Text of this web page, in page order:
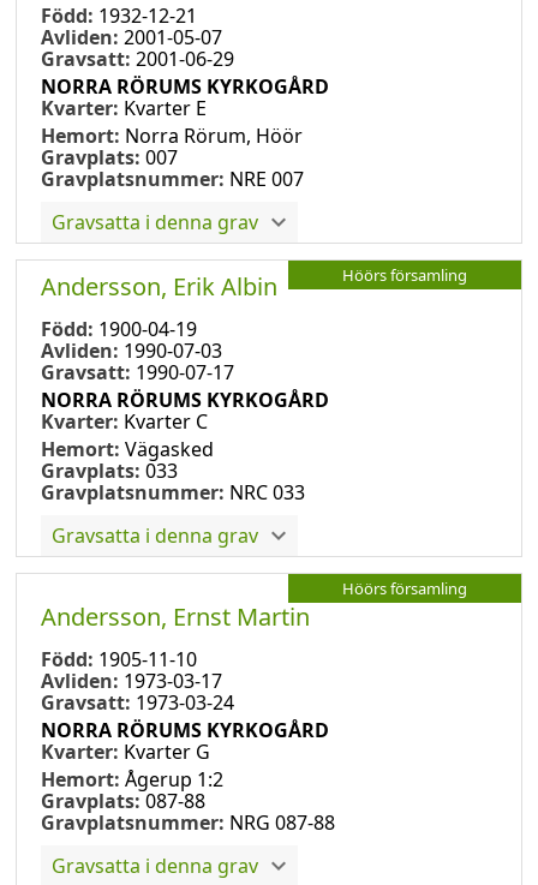
Född: 1932-12-21
Avliden: 2001-05-07
Gravsatt: 2001-06-29
NORRA RÖRUMS KYRKOGÅRD
Kvarter: Kvarter E
Hemort: Norra Rörum, Höör
Gravplats: 007
Gravplatsnummer: NRE 007
Gravsatta i denna grav
Höörs församling
Andersson, Erik Albin
Född: 1900-04-19
Avliden: 1990-07-03
Gravsatt: 1990-07-17
NORRA RÖRUMS KYRKOGÅRD
Kvarter: Kvarter C
Hemort: Vägasked
Gravplats: 033
Gravplatsnummer: NRC 033
Gravsatta i denna grav
Höörs församling
Andersson, Ernst Martin
Född: 1905-11-10
Avliden: 1973-03-17
Gravsatt: 1973-03-24
NORRA RÖRUMS KYRKOGÅRD
Kvarter: Kvarter G
Hemort: Ågerup 1:2
Gravplats: 087-88
Gravplatsnummer: NRG 087-88
Gravsatta i denna grav